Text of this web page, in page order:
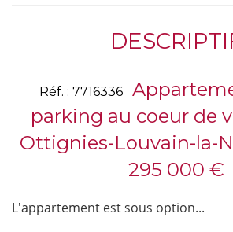
Réf. : 7716336
parking au coeur de
Ottignies-Louvain-la-
295 000 €
L'appartement est sous option...